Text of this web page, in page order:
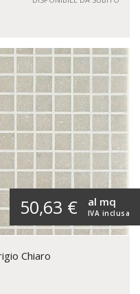
50,63 € IVA inclusa
al mq
Chiaro